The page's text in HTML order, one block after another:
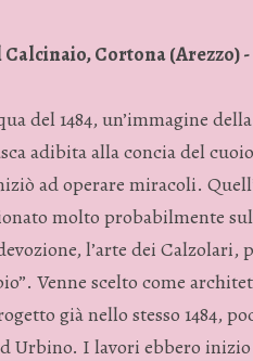
Cortona (Arezzo) -
del 1484, un’immagine
adibita alla concia del
ad operare miracoli.
molto probabilmente
l’arte dei Calzolari,
Venne scelto come
già nello stesso 1484,
Urbino. I lavori ebbero inizio